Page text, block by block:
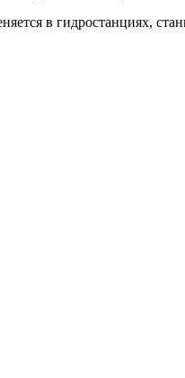
в гидростанциях,